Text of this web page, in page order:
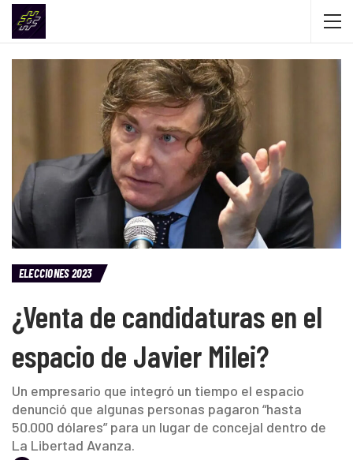
ELECCIONES 2023
¿Venta de candidaturas en el
espacio de Javier Milei?
Un empresario que integró un tiempo el espacio
denunció que algunas personas pagaron “hasta
50.000 dólares” para un lugar de concejal dentro de
La Libertad Avanza.